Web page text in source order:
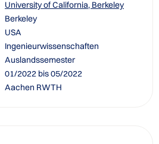
University of California, Berkeley
Berkeley
USA
Ingenieurwissenschaften
Auslandssemester
01/2022 bis 05/2022
Aachen RWTH